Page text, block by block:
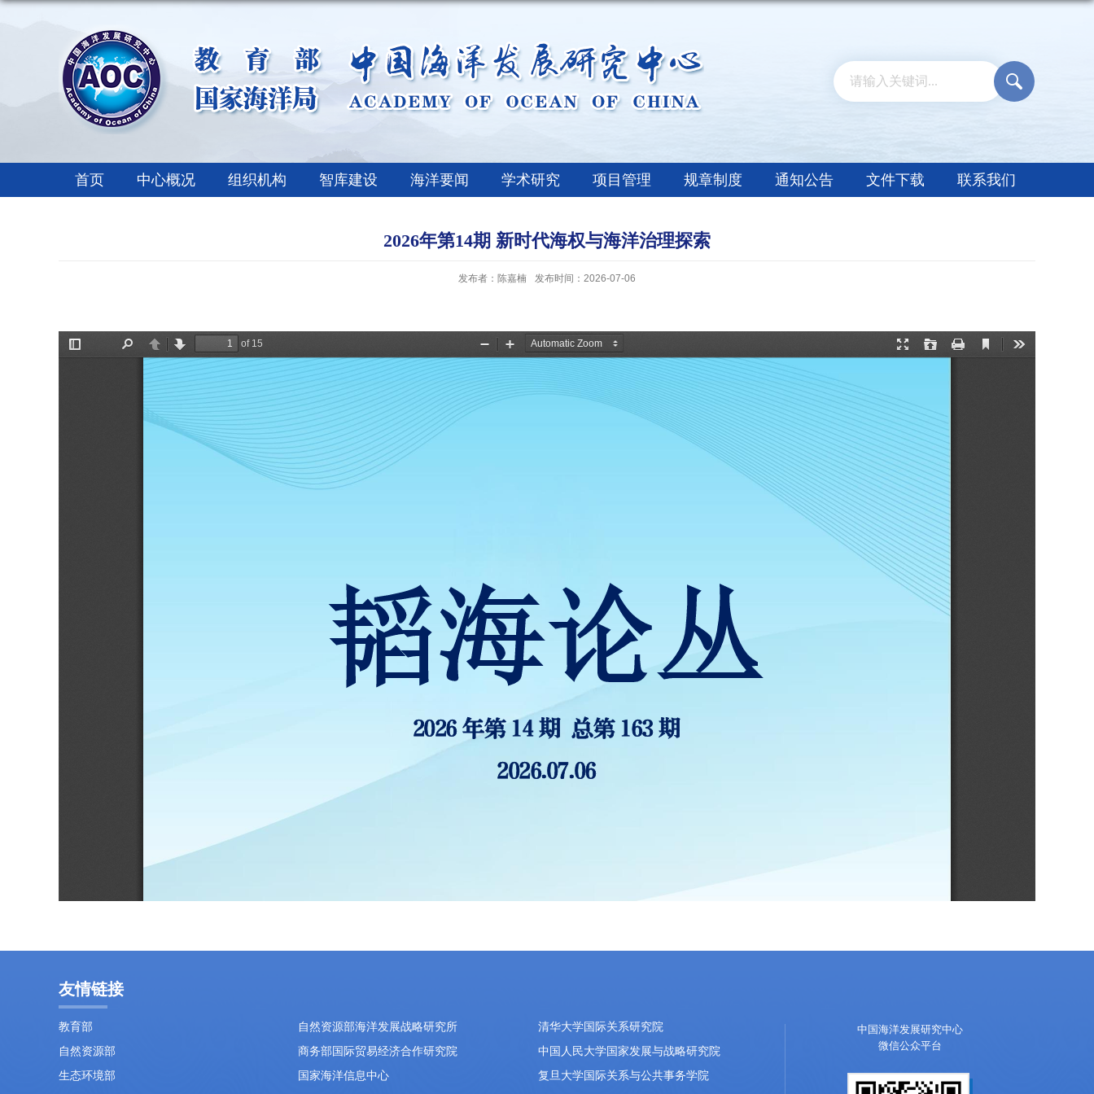
首页 中心概况 组织机构 智库建设 海洋要闻 学术研究 项目管理 规章制度 通知公告 文件下载 联系我们
2026年第14期 新时代海权与海洋治理探索
发布者：陈嘉楠 发布时间：2026-07-06
友情链接
教育部 自然资源部海洋发展战略研究所
清华大学国际关系研究院
自然资源部
商务部国际贸易经济合作研究院
中国人民大学国家发展与战略研究院
生态环境部
国家海洋信息中心 复旦大学国际关系与公共事务学院
中国海洋发展研究中心
微信公众平台